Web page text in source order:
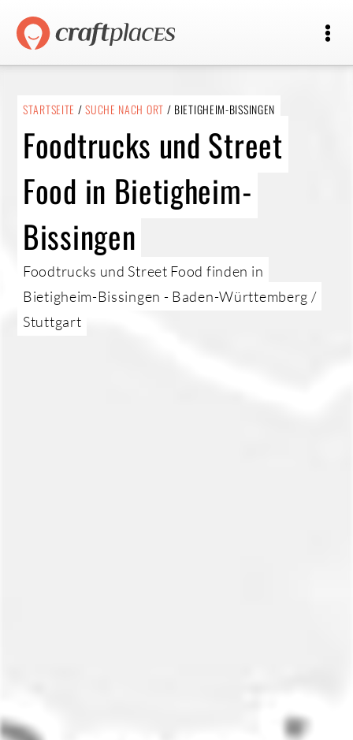
STARTSEITE /SUCHE NACH ORT / BIETIGHEIM-BISSINGEN
Foodtrucks und Street
Food in Bietigheim-
Bissingen
Foodtrucks und Street Food finden in
Bietigheim-Bissingen - Baden-Württemberg /
Stuttgart